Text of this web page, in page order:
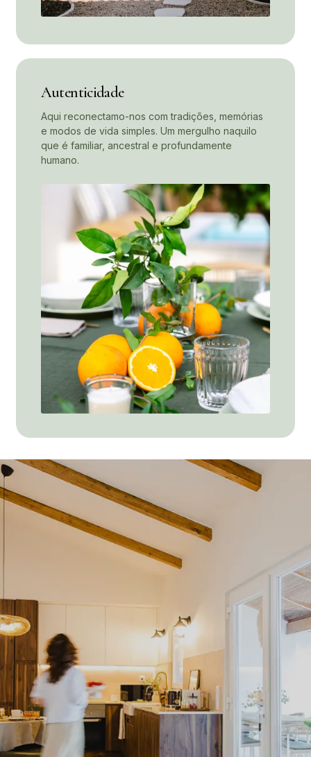
Autenticidade
Aqui reconectamo-nos com tradições, memórias
e modos de vida simples. Um mergulho naquilo
que é familiar, ancestral e profundamente
humano.